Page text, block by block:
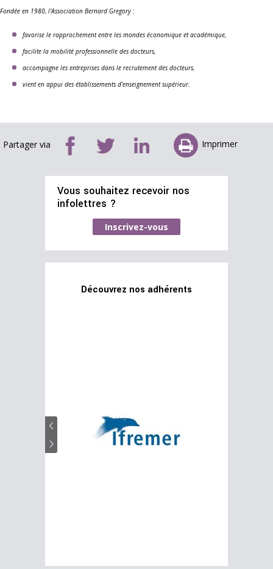
Fondée en 1980, l'Association Bernard Gregory :
favorise le rapprochement entre les mondes économique et académique,
facilite la mobilité professionnelle des docteurs,
accompagne les entreprises dans le recrutement des docteurs,
vient en appui des établissements d’enseignement supérieur.
Partager via Imprimer
Vous souhaitez recevoir nos
infolettres ?
Inscrivez-vous
Découvrez nos adhérents